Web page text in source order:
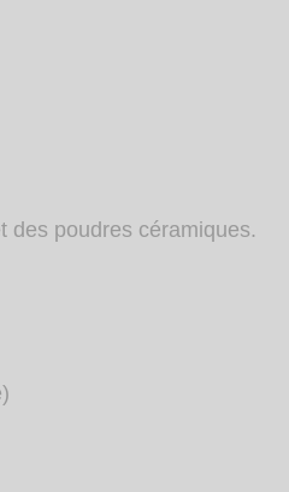
des poudres céramiques.